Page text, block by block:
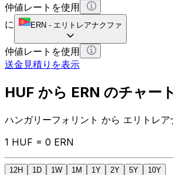
仲値レートを使用
に
ERN - エリトレアナクファ
仲値レートを使用
送金見積りを表示
HUF から ERN のチャート
ハンガリーフォリント から エリトレア
1 HUF = 0 ERN
12H 1D 1W 1M 1Y 2Y 5Y 10Y